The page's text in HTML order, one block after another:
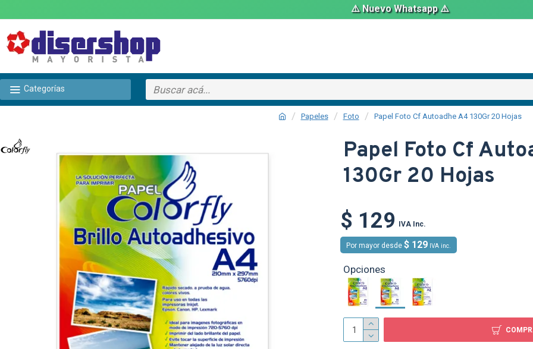
⚠️ Nuevo Whatsapp ⚠️
Categorías
Papeles Foto Papel Foto Cf Autoadhe A4 130Gr 20 Hojas
TEXTTRANSPARENTE
Papel Foto Cf
130Gr 20 Hojas
$ 129 IVA Inc.
Por mayor desde $ 129 IVA inc.
Opciones
Hojas
$ 99